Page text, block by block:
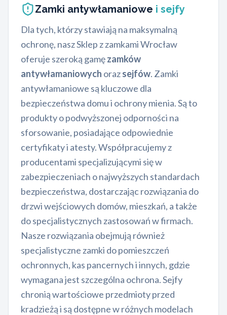
Zamki antywłamaniowe i sejfy
Dla tych, którzy stawiają na maksymalną
ochronę, nasz Sklep z zamkami Wrocław
oferuje szeroką gamęzamków
antywłamaniowych orazsejfów. Zamki
antywłamaniowe są kluczowe dla
bezpieczeństwa domu i ochrony mienia. Są to
produkty o podwyższonej odporności na
sforsowanie, posiadające odpowiednie
certyfikaty i atesty. Współpracujemy z
producentami specjalizującymi się w
zabezpieczeniach o najwyższych standardach
bezpieczeństwa, dostarczając rozwiązania do
drzwi wejściowych domów, mieszkań, a także
do specjalistycznych zastosowań w firmach.
Nasze rozwiązania obejmują również
specjalistyczne zamki do pomieszczeń
ochronnych, kas pancernych i innych, gdzie
wymagana jest szczególna ochrona. Sejfy
chronią wartościowe przedmioty przed
kradzieżą i są dostępne w różnych modelach